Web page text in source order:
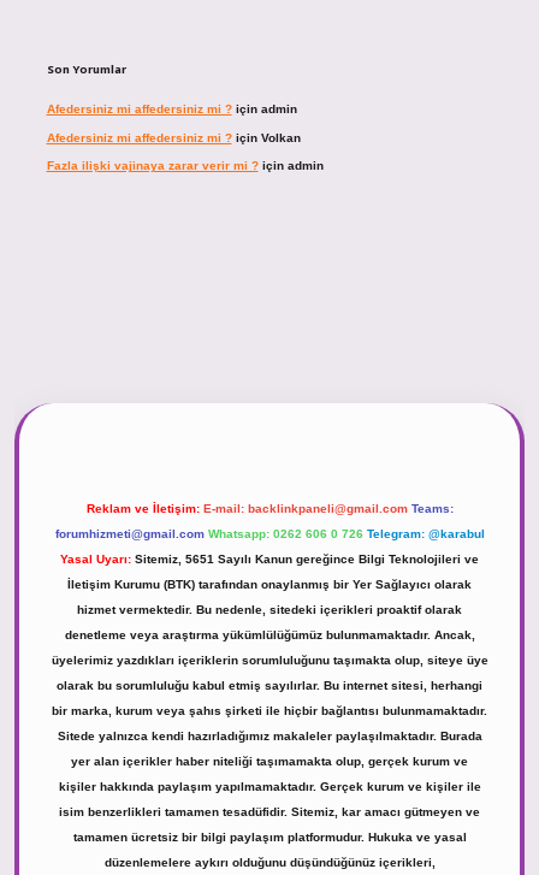
Son Yorumlar
Afedersiniz mi affedersiniz mi ?için admin
Afedersiniz mi affedersiniz mi ?için Volkan
Fazla ilişki vajinaya zarar verir mi ?için admin
Reklam ve İletişim: E-mail: backlinkpaneli@gmail.com Teams:
forumhizmeti@gmail.com Whatsapp: 0262 606 0 726 Telegram: @karabul
Yasal Uyarı: Sitemiz, 5651 Sayılı Kanun gereğince Bilgi Teknolojileri ve
İletişim Kurumu (BTK) tarafından onaylanmış bir Yer Sağlayıcı olarak
hizmet vermektedir. Bu nedenle, sitedeki içerikleri proaktif olarak
denetleme veya araştırma yükümlülüğümüz bulunmamaktadır. Ancak,
üyelerimiz yazdıkları içeriklerin sorumluluğunu taşımakta olup, siteye üye
olarak bu sorumluluğu kabul etmiş sayılırlar. Bu internet sitesi, herhangi
bir marka, kurum veya şahıs şirketi ile hiçbir bağlantısı bulunmamaktadır.
Sitede yalnızca kendi hazırladığımız makaleler paylaşılmaktadır. Burada
yer alan içerikler haber niteliği taşımamakta olup, gerçek kurum ve
kişiler hakkında paylaşım yapılmamaktadır. Gerçek kurum ve kişiler ile
isim benzerlikleri tamamen tesadüfidir. Sitemiz, kar amacı gütmeyen ve
tamamen ücretsiz bir bilgi paylaşım platformudur. Hukuka ve yasal
düzenlemelere aykırı olduğunu düşündüğünüz içerikleri,